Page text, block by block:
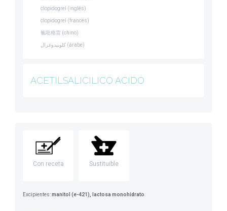
clopidogrel (inglés)
clopidogrel (francés)
氯吡格雷 (chino)
كلوبيدوغرال (árabe)
ACETILSALICILICO ACIDO
Con receta Sustituible
Excipientes:manitol (e-421), lactosa monohidrato